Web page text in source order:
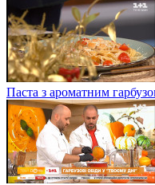
Паста з ароматним